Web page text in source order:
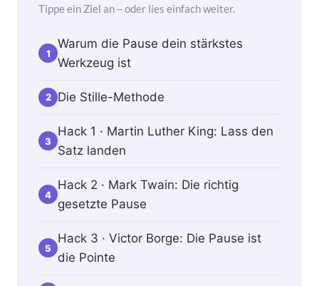
Tippe ein Ziel an – oder lies einfach weiter.
1
Warum die Pause dein stärkstes
Werkzeug ist
2 Die Stille-Methode
3
Hack 1 · Martin Luther King: Lass den
Satz landen
4
Hack 2 · Mark Twain: Die richtig
gesetzte Pause
5
Hack 3 · Victor Borge: Die Pause ist
die Pointe